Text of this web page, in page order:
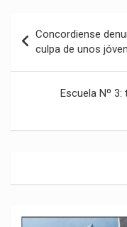
de
entradas
Concordiense
culpa de unos
Escuela Nº